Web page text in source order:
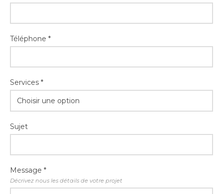
Téléphone *
Services *
Choisir une option
Sujet
Message *
Décrivez nous les détails de votre projet